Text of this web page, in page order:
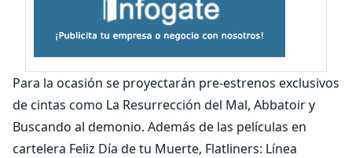
Para la ocasión se proyectarán pre-estrenos exclusivos
de cintas como La Resurrección del Mal, Abbatoir y
Buscando al demonio. Además de las películas en
cartelera Feliz Día de tu Muerte, Flatliners: Línea